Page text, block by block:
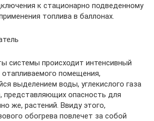
к стационарно подведенному
топлива в баллонах.
системы происходит интенсивный
отапливаемого помещения,
выделением воды, углекислого газа
представляющих опасность для
же, растений. Ввиду этого,
обогрева повлечет за собой